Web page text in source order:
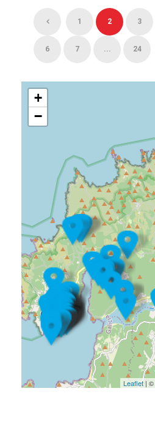
1 2 3
6 7 ... 24
+
−
Leaflet| ©